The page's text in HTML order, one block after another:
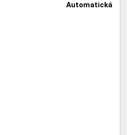
Automatická